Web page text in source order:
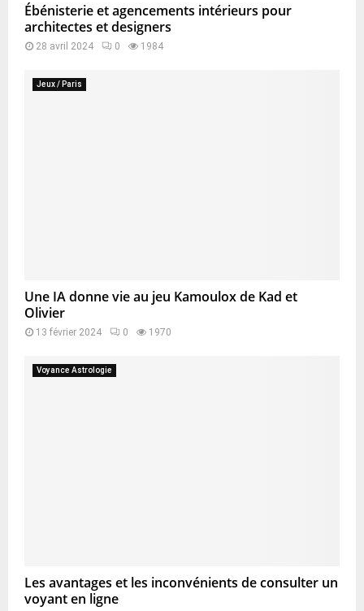
Ébénisterie et agencements intérieurs pour
architectes et designers
28 avril 2024 0 1984
Jeux / Paris
Une IA donne vie au jeu Kamoulox de Kad et
Olivier
13 février 2024 0 1970
Voyance Astrologie
Les avantages et les inconvénients de consulter un
voyant en ligne